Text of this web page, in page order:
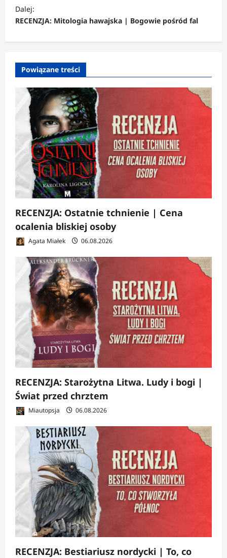
a
c
z
Dalej:
RECENZJA: Mitologia hawajska | Bogowie pośród fal
Powiązane treści
RECENZJA: Ostatnie tchnienie | Cena
ocalenia bliskiej osoby
Agata Miałek 06.08.2026
RECENZJA: Starożytna Litwa. Ludy i bogi |
Świat przed chrztem
Miautopsja 06.08.2026
RECENZJA: Bestiariusz nordycki | To, co